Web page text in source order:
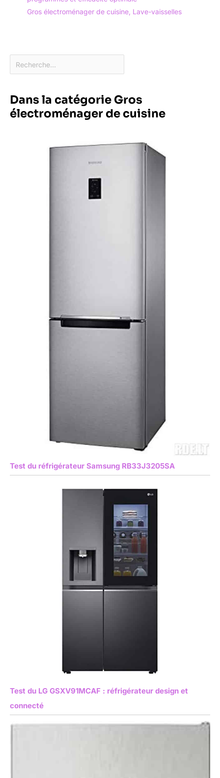
Gros électroménager de cuisine Lave-vaisselles
Dans la catégorie Gros
électroménager de cuisine
Test du réfrigérateur Samsung RB33J3205SA
Test du LG GSXV91MCAF : réfrigérateur design et
connecté